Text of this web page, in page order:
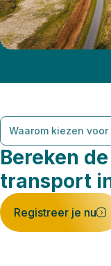
Waarom kiezen
Bereken
transport
Registreer je nu